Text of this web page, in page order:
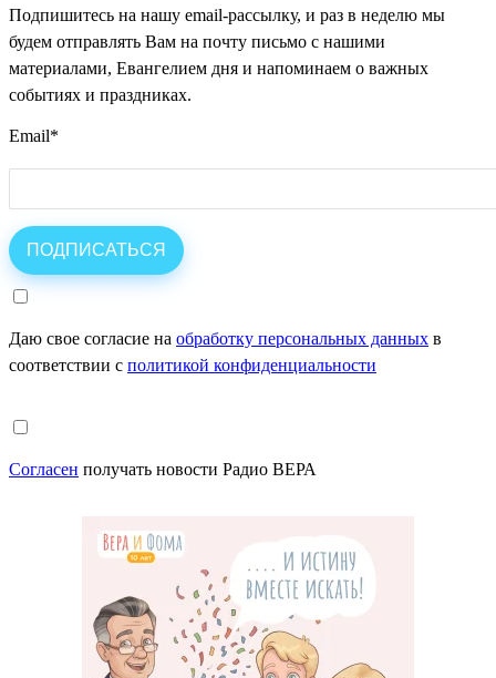
Подпишитесь на нашу email-рассылку, и раз в неделю мы
будем отправлять Вам на почту письмо с нашими
материалами, Евангелием дня и напоминаем о важных
событиях и праздниках.
Email*
Даю свое согласие на обработку персональных данных в
соответствии с политикой конфиденциальности
Согласен получать новости Радио ВЕРА